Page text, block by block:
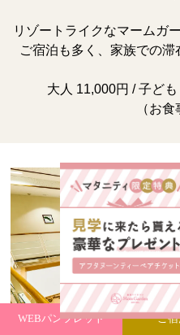
リゾートライクなマームガ
ご宿泊も多く、 家族での滞
大人 11,000円 / 子ど
（お食
WEBパンフレット ご